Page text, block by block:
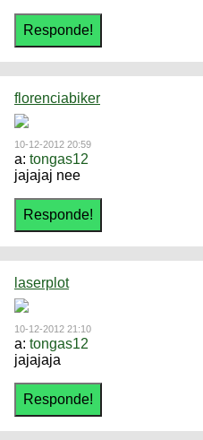
florenciabiker
10-12-2012 20:59
a: tongas12
jajajaj nee
laserplot
10-12-2012 21:10
a: tongas12
jajajaja